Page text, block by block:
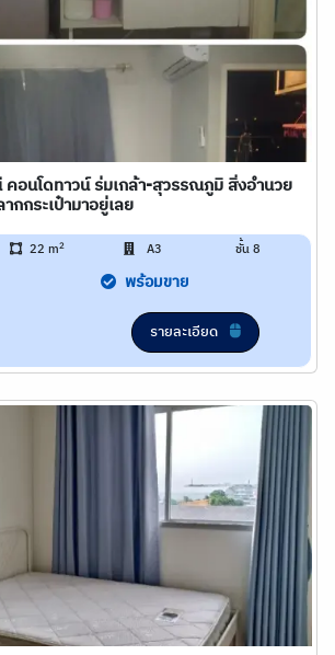
อนโดทาวน์ ร่มเกล้า-สุวรรณภูมิ สิ่งอำนวย
กกระเป๋ามาอยู่เลย
22 m2 A3 ชั้น 8
พร้อมขาย
รายละเอียด